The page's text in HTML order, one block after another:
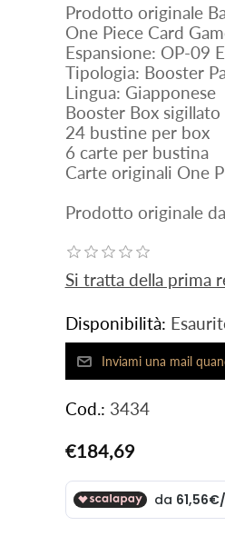
Prodotto originale
One Piece Card
Espansione: OP-09
Tipologia: Booster
Lingua: Giapponese
Booster Box sigillato
24 bustine per box
6 carte per bustina
Carte originali One
Prodotto originale
Si tratta della prima
Disponibilità:
Cod.: 3434
€184,69